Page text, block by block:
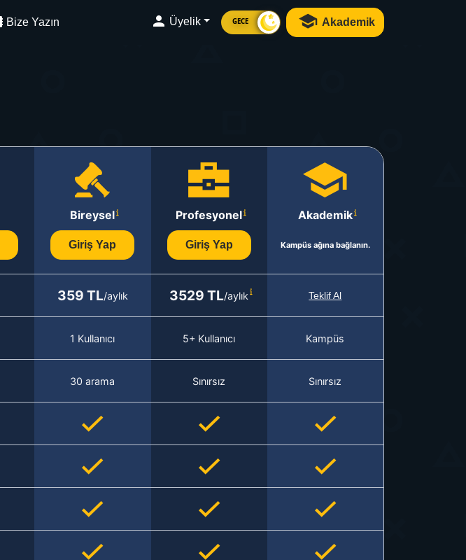
Bize Yazın Üyelik GECE Akademik
Bireysel
Giriş Yap
Profesyonel
Giriş Yap
Akademik
Kampüs ağına bağlanın.
359 TL/aylık 3529 TL/aylık Teklif Al
1 Kullanıcı 5+ Kullanıcı Kampüs
30 arama Sınırsız Sınırsız